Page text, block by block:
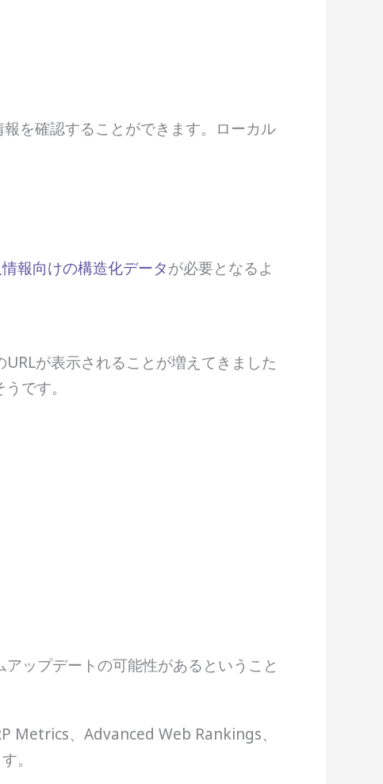
を確認することができます。ローカル
報向けの構造化データが必要となるよ
が表示されることが増えてきました
です。
ップデートの可能性があるということ
Metrics、Advanced Web Rankings、
。